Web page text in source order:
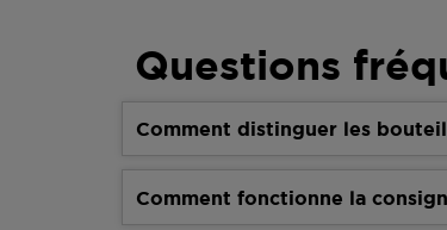
Questions
Comment distinguer les
Comment fonctionne la